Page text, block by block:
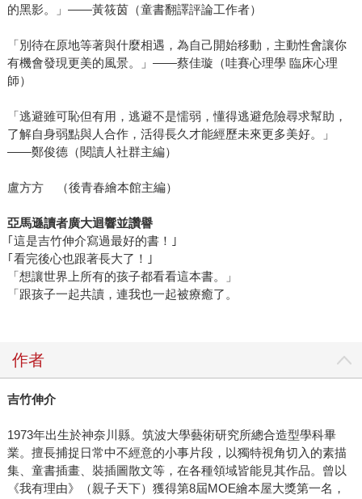
的黑影。」——黃筱茵（童書翻譯評論工作者）
「別待在原地等著與什麼相遇，為自己開始移動，主動性會讓你
有機會發現更美的風景。」——蔡佳璇（哇賽心理學 臨床心理
師）
「逃避雖可恥但有用，逃避不是懦弱，懂得逃避危險尋求幫助，
了解自身弱點與人合作，活得長久才能經歷未來更多美好。」
——鄭俊德（閱讀人社群主編）
盧方方 （後青春繪本館主編）
亞馬遜讀者廣大迴響並讚譽
｢這是吉竹伸介寫過最好的書！｣
｢看完後心也跟著長大了！｣
「想讓世界上所有的孩子都看看這本書。」
「跟孩子一起共讀，連我也一起被療癒了。
作者
吉竹伸介
1973年出生於神奈川縣。筑波大學藝術研究所總合造型學科畢
業。擅長捕捉日常中不經意的小事片段，以獨特視角切入的素描
集、童書插畫、裝插圖散文等，在各種領域皆能見其作品。曾以
《我有理由》（親子天下）獲得第8屆MOE繪本屋大獎第一名，